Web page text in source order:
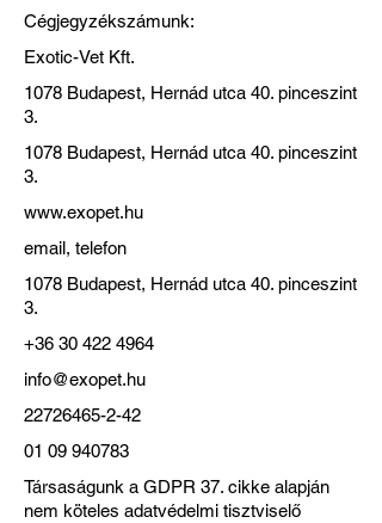
Cégjegyzékszámunk:
Exotic-Vet Kft.
1078 Budapest, Hernád utca 40. pinceszint
3.
1078 Budapest, Hernád utca 40. pinceszint
3.
www.exopet.hu
email, telefon
1078 Budapest, Hernád utca 40. pinceszint
3.
+36 30 422 4964
info@exopet.hu
22726465-2-42
01 09 940783
Társaságunk a GDPR 37. cikke alapján
nem köteles adatvédelmi tisztviselő